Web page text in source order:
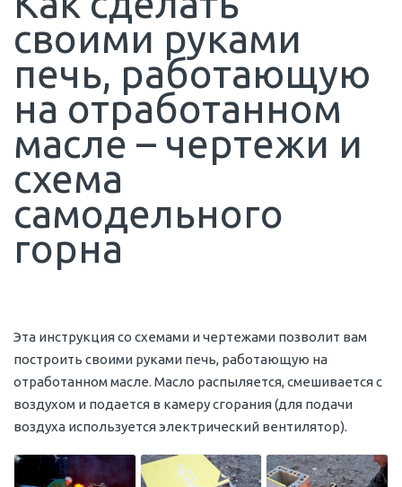
своими руками
печь, работающую
на отработанном
масле – чертежи и
схема
самодельного
горна
Эта инструкция со схемами и чертежами позволит вам
построить своими руками печь, работающую на
отработанном масле. Масло распыляется, смешивается с
воздухом и подается в камеру сгорания (для подачи
воздуха используется электрический вентилятор).